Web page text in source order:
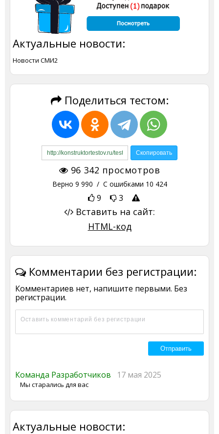
Актуальные новости:
Новости СМИ2
Поделиться тестом:
96 342 просмотров
Верно 9 990 / С ошибками 10 424
9 3
Вставить на сайт:
HTML-код
Комментарии без регистрации:
Комментариев нет, напишите первыми. Без
регистрации.
Команда Разработчиков 17 мая 2025
Мы старались для вас
Актуальные новости: